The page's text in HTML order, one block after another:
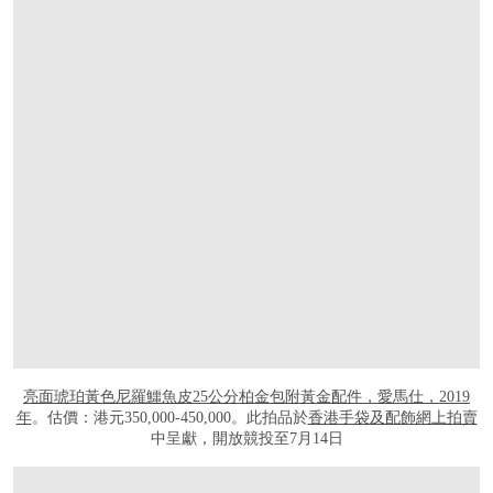
亮面琥珀黃色尼羅鱷魚皮25公分柏金包附黃金配件，愛馬仕，2019
年。估價：港元350,000-450,000。此拍品於香港手袋及配飾網上拍賣
中呈獻，開放競投至7月14日